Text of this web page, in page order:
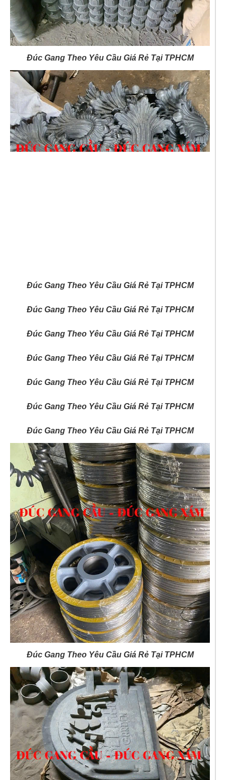
Đúc Gang Theo Yêu Cầu Giá Rẻ Tại TPHCM
Đúc Gang Theo Yêu Cầu Giá Rẻ Tại TPHCM
Đúc Gang Theo Yêu Cầu Giá Rẻ Tại TPHCM
Đúc Gang Theo Yêu Cầu Giá Rẻ Tại TPHCM
Đúc Gang Theo Yêu Cầu Giá Rẻ Tại TPHCM
Đúc Gang Theo Yêu Cầu Giá Rẻ Tại TPHCM
Đúc Gang Theo Yêu Cầu Giá Rẻ Tại TPHCM
Đúc Gang Theo Yêu Cầu Giá Rẻ Tại TPHCM